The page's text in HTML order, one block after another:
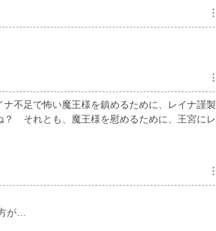
︙
︙
不足で怖い魔王様を鎮めるために、レイナ謹製
？ それとも、魔王様を慰めるために、王宮にレ
︙
が…